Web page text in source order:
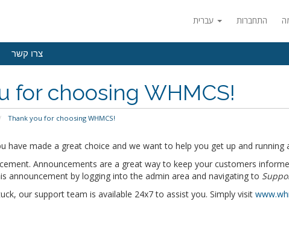
התחברות
צרו קשר
for choosing WHMCS!
Thank you for choosing WHMCS!
have made a great choice and we want to help you get up and running
Announcements are a great way to keep your customers
announcement by logging into the admin area and navigating to
our support team is available 24x7 to assist you. Simply visit